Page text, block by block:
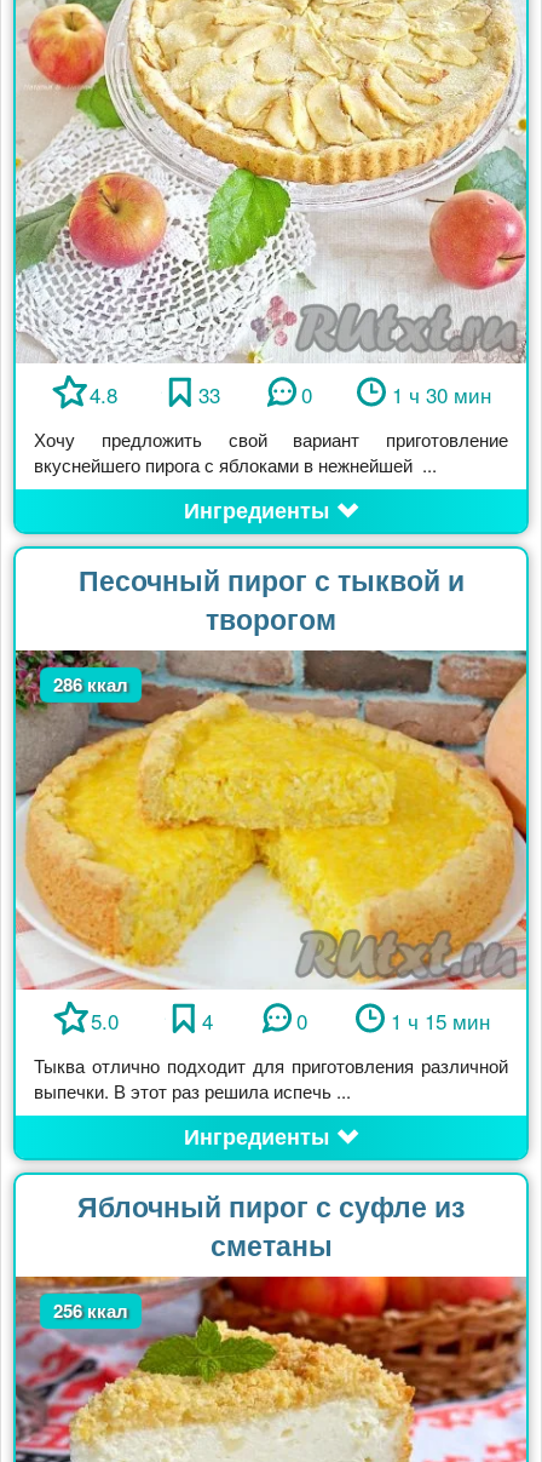
4.8 33 0 1 ч 30 мин
Хочу предложить свой вариант приготовление
вкуснейшего пирога с яблоками в нежнейшей ...
Ингредиенты
Песочный пирог с тыквой и
творогом
286 ккал
5.0 4 0 1 ч 15 мин
Тыква отлично подходит для приготовления различной
выпечки. В этот раз решила испечь ...
Ингредиенты
Яблочный пирог с суфле из
сметаны
256 ккал